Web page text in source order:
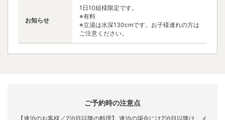
お知らせ
1日10組様限定です。
※有料
※立湯は水深130cmです。お子様連れの方は
ご注意ください。
ご予約時の注意点
【連泊のお客様／2泊目以降の料理】 連泊の場合には2泊目以降は、メ